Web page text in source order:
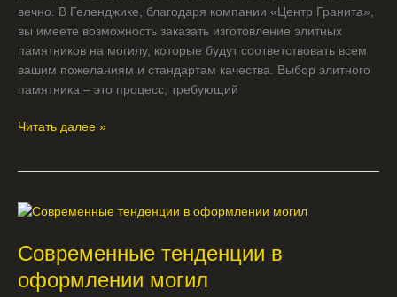
вечно. В Геленджике, благодаря компании «Центр Гранита»,
вы имеете возможность заказать изготовление элитных
памятников на могилу, которые будут соответствовать всем
вашим пожеланиям и стандартам качества. Выбор элитного
памятника – это процесс, требующий
Читать далее »
Современные тенденции в
оформлении могил
Современные
в
оформлении
могил